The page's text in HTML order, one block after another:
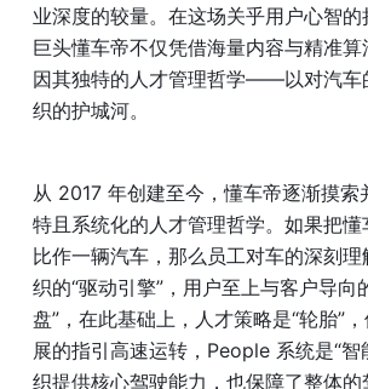
业深度的较量。在这场关乎用户心智
巨头懂车帝不仅凭借海量内容与精准
因其独特的人才管理哲学——以对汽车
织的护城河。
从 2017 年创建至今，懂车帝逐渐摸索
特且系统化的人才管理哲学。如果把
比作一辆汽车，那么员工对车的深刻理
织的“驱动引擎”，用户至上与客户导向
盘”，在此基础上，人才策略是“轮胎”
展的指引高速运转，People 系统是“智
织提供核心驾驶能力，也保障了整体